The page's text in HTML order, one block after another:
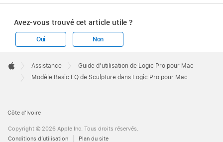
Avez-vous trouvé cet article utile ?
Oui Non
Footer

Apple
Assistance
Guide d’utilisation de Logic Pro pour Mac
Modèle Basic EQ de Sculpture dans Logic Pro pour Mac
Côte d’Ivoire
Copyright © 2026 Apple Inc. Tous droits réservés.
Conditions d’utilisation
Plan du site